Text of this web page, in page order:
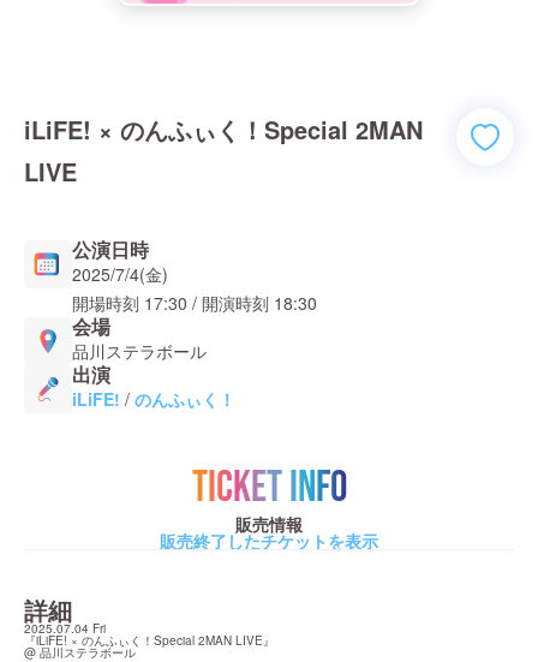
iLiFE! × のんふぃく！Special 2MAN
LIVE
公演日時
2025/7/4(金)
開場時刻 17:30 / 開演時刻 18:30
会場
品川ステラボール
出演
iLiFE! / のんふぃく！
TICKET INFO
販売情報
販売終了したチケットを表示
詳細
2025.07.04 Fri
『iLiFE! × のんふぃく！Special 2MAN LIVE』
@ 品川ステラボール